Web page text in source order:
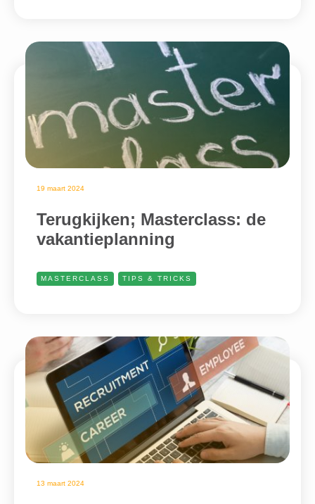
19 maart 2024
Terugkijken; Masterclass: de
vakantieplanning
MASTERCLASS TIPS & TRICKS
13 maart 2024